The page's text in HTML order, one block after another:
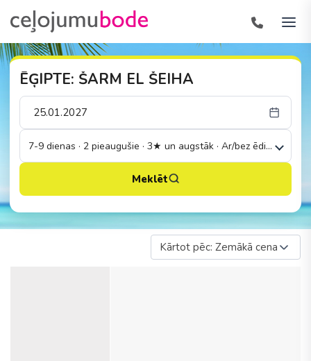
ĒĢIPTE: ŠARM EL ŠEIHA
7-9 dienas · 2 pieaugušie · 3★ un augstāk · Ar/bez ēdināšanas
Meklēt
Kārtot pēc: Zemākā cena